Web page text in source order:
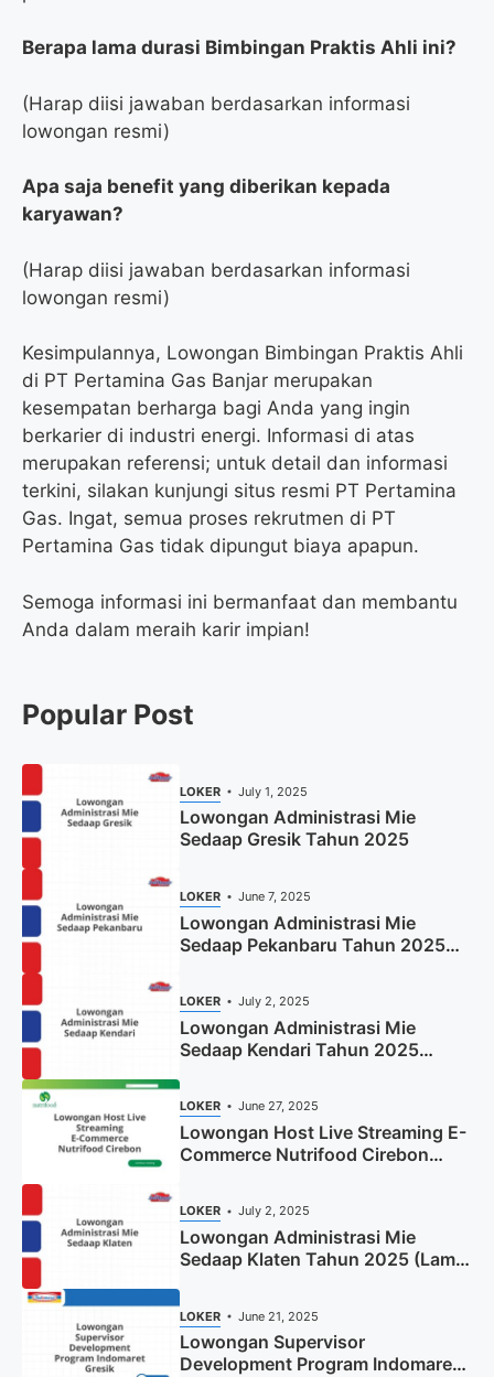
Berapa lama durasi Bimbingan Praktis Ahli ini?
(Harap diisi jawaban berdasarkan informasi
lowongan resmi)
Apa saja benefit yang diberikan kepada
karyawan?
(Harap diisi jawaban berdasarkan informasi
lowongan resmi)
Kesimpulannya, Lowongan Bimbingan Praktis Ahli
di PT Pertamina Gas Banjar merupakan
kesempatan berharga bagi Anda yang ingin
berkarier di industri energi. Informasi di atas
merupakan referensi; untuk detail dan informasi
terkini, silakan kunjungi situs resmi PT Pertamina
Gas. Ingat, semua proses rekrutmen di PT
Pertamina Gas tidak dipungut biaya apapun.
Semoga informasi ini bermanfaat dan membantu
Anda dalam meraih karir impian!
Popular Post
LOKER July 1, 2025
Lowongan Administrasi Mie
Sedaap Gresik Tahun 2025
LOKER June 7, 2025
Lowongan Administrasi Mie
Sedaap Pekanbaru Tahun 2025
LOKER July 2, 2025
Lowongan Administrasi Mie
Sedaap Kendari Tahun 2025
LOKER June 27, 2025
Lowongan Host Live Streaming E-
Commerce Nutrifood Cirebon
LOKER July 2, 2025
Lowongan Administrasi Mie
Sedaap Klaten Tahun 2025 (Lamar
LOKER June 21, 2025
Lowongan Supervisor
Development Program Indomaret